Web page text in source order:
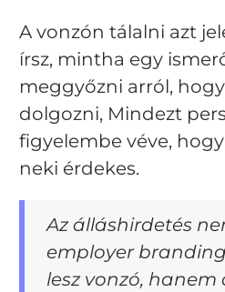
A vonzón tálalni azt
írsz, mintha egy
meggyőzni arról,
dolgozni, Mindezt
figyelembe véve,
neki érdekes.
Az álláshirdetés
employer
lesz vonzó,